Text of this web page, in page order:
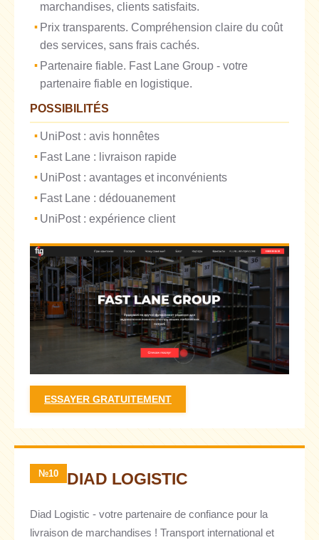
marchandises, clients satisfaits.
Prix transparents. Compréhension claire du coût
des services, sans frais cachés.
Partenaire fiable. Fast Lane Group - votre
partenaire fiable en logistique.
POSSIBILITÉS
UniPost : avis honnêtes
Fast Lane : livraison rapide
UniPost : avantages et inconvénients
Fast Lane : dédouanement
UniPost : expérience client
ESSAYER GRATUITEMENT
№10 DIAD LOGISTIC
Diad Logistic - votre partenaire de confiance pour la
livraison de marchandises ! Transport international et